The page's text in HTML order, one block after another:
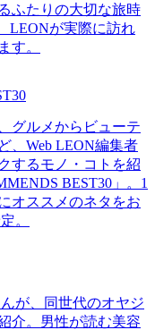
ふたりの大切な旅時
LEONが実際に訪れ
す。
グルメからビューテ
、Web LEON編集者
するモノ・コトを紹
BEST30」。1
オススメのネタをお
。
が、同世代のオヤジ
介。男性が読む美容